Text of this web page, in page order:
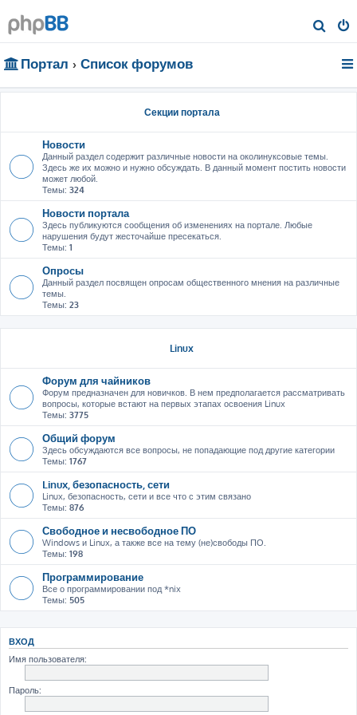
о
Портал Список форумов
Секции портала
Новости
Данный раздел содержит различные новости на околинуксовые темы.
Здесь же их можно и нужно обсуждать. В данный момент постить новости
может любой.
Темы: 324
Новости портала
Здесь публикуются сообщения об изменениях на портале. Любые
нарушения будут жесточайше пресекаться.
Темы: 1
Опросы
Данный раздел посвящен опросам общественного мнения на различные
темы.
Темы: 23
Linux
Форум для чайников
Форум предназначен для новичков. В нем предполагается рассматривать
вопросы, которые встают на первых этапах освоения Linux
Темы: 3775
Общий форум
Здесь обсуждаются все вопросы, не попадающие под другие категории
Темы: 1767
Linux, безопасность, сети
Linux, безопасность, сети и все что с этим связано
Темы: 876
Свободное и несвободное ПО
Windows и Linux, а также все на тему (не)свободы ПО.
Темы: 198
Программирование
Все о программировании под *nix
Темы: 505
ВХОД
Имя пользователя:
Пароль: